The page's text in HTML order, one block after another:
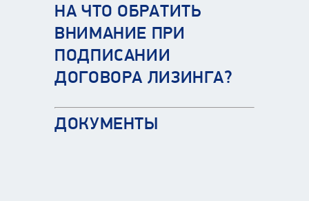
НА ЧТО ОБРАТИТЬ
ВНИМАНИЕ ПРИ
ПОДПИСАНИИ
ДОГОВОРА ЛИЗИНГА?
ДОКУМЕНТЫ